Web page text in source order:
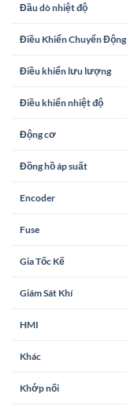
Đầu dò nhiệt độ
Điều Khiển Chuyển Động
Điều khiển lưu lượng
Điều khiển nhiệt độ
Động cơ
Đồng hồ áp suất
Encoder
Fuse
Gia Tốc Kế
Giám Sát Khí
HMI
Khác
Khớp nối